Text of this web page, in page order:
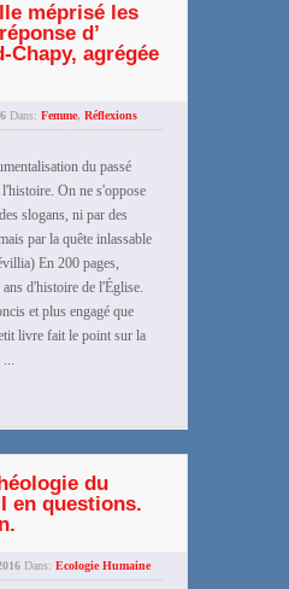
méprisé les
d’
Chapy, agrégée
Dans: Femme, Réflexions
du passé
On ne s'oppose
slogans, ni par des
par la quête inlassable
En 200 pages,
d'histoire de l'Église.
et plus engagé que
livre fait le point sur la
...
du
en questions.
Dans: Ecologie Humaine